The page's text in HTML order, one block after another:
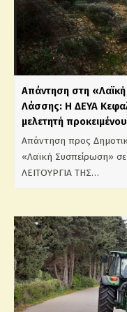
Απάντηση στη
Λάσσης: Η ΔΕΥΑ
μελετητή
Απάντηση προς
«Λαϊκή Συσπείρωση»
ΛΕΙΤΟΥΡΓΙΑ ΤΗΣ…